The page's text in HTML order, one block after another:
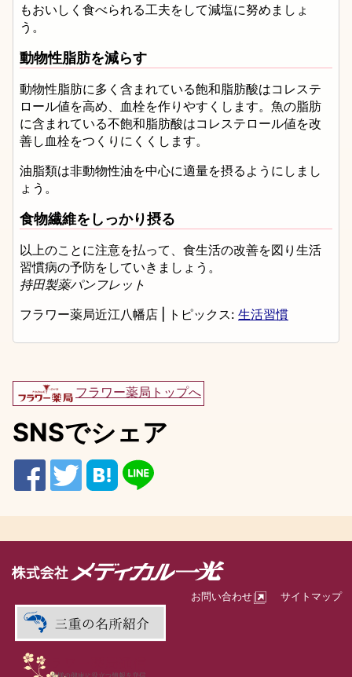
もおいしく食べられる工夫をして減塩に努めましょ
う。
動物性脂肪を減らす
動物性脂肪に多く含まれている飽和脂肪酸はコレステ
ロール値を高め、血栓を作りやすくします。魚の脂肪
に含まれている不飽和脂肪酸はコレステロール値を改
善し血栓をつくりにくくします。
油脂類は非動物性油を中心に適量を摂るようにしまし
ょう。
食物繊維をしっかり摂る
以上のことに注意を払って、食生活の改善を図り生活
習慣病の予防をしていきましょう。
持田製薬パンフレット
フラワー薬局近江八幡店
トピックス: 生活習慣
フラワー薬局トップへ
SNSでシェア
お問い合わせ サイトマップ